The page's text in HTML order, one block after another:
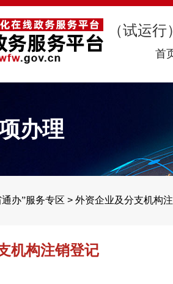
（试运行
首
办理
通办”服务专区 > 外资企业及分支机构
机构注销登记